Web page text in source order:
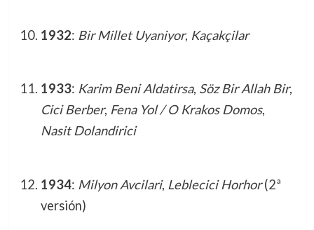
1932: Bir Millet Uyaniyor, Kaçakçilar
1933: Karim Beni Aldatirsa, Söz Bir Allah Bir,
Cici Berber, Fena Yol / O Krakos Domos,
Nasit Dolandirici
1934: Milyon Avcilari, Leblecici Horhor(2ª
versión)